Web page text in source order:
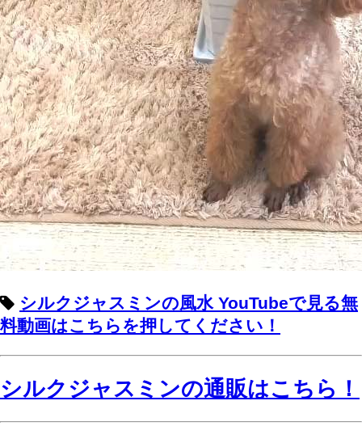
シルクジャスミンの風水 YouTubeで見る無
料動画はこちらを押してください！
シルクジャスミンの通販はこちら！